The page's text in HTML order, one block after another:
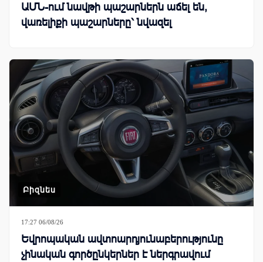
ԱՄՆ-ում նավթի պաշարներն աճել են,
վառելիքի պաշարները՝ նվազել
Բիզնես
17:27 06/08/26
Եվրոպական ավտոարդյունաբերությունը
չինական գործընկերներ է ներգրավում